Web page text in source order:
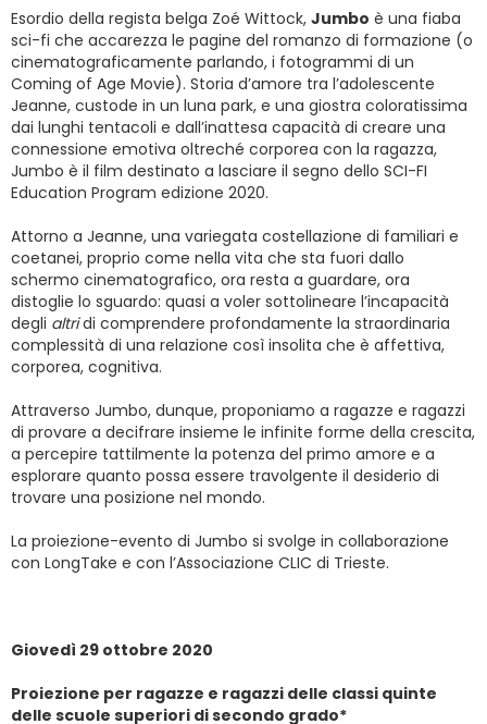
Esordio della regista belga Zoé Wittock, Jumbo è una fiaba
sci-fi che accarezza le pagine del romanzo di formazione (o
cinematograficamente parlando, i fotogrammi di un
Coming of Age Movie). Storia d’amore tra l’adolescente
Jeanne, custode in un luna park, e una giostra coloratissima
dai lunghi tentacoli e dall’inattesa capacità di creare una
connessione emotiva oltreché corporea con la ragazza,
Jumbo è il film destinato a lasciare il segno dello SCI-FI
Education Program edizione 2020.
Attorno a Jeanne, una variegata costellazione di familiari e
coetanei, proprio come nella vita che sta fuori dallo
schermo cinematografico, ora resta a guardare, ora
distoglie lo sguardo: quasi a voler sottolineare l’incapacità
degli altridi comprendere profondamente la straordinaria
complessità di una relazione così insolita che è affettiva,
corporea, cognitiva.
Attraverso Jumbo, dunque, proponiamo a ragazze e ragazzi
di provare a decifrare insieme le infinite forme della crescita,
a percepire tattilmente la potenza del primo amore e a
esplorare quanto possa essere travolgente il desiderio di
trovare una posizione nel mondo.
La proiezione-evento di Jumbo si svolge in collaborazione
con LongTake e con l’Associazione CLIC di Trieste.
Giovedì 29 ottobre 2020
Proiezione per ragazze e ragazzi delle classi quinte
delle scuole superiori di secondo grado*